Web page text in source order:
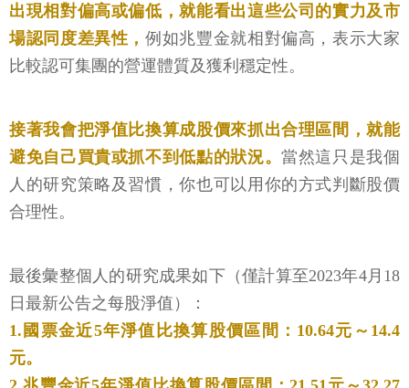
出現相對偏高或偏低，就能看出這些公司的實力及市
場認同度差異性，例如兆豐金就相對偏高，表示大家
比較認可集團的營運體質及獲利穩定性。
接著我會把淨值比換算成股價來抓出合理區間，就能
避免自己買貴或抓不到低點的狀況。當然這只是我個
人的研究策略及習慣，你也可以用你的方式判斷股價
合理性。
最後彙整個人的研究成果如下（僅計算至2023年4月18
日最新公告之每股淨值）：
1.國票金近5年淨值比換算股價區間：10.64元～14.4
元。